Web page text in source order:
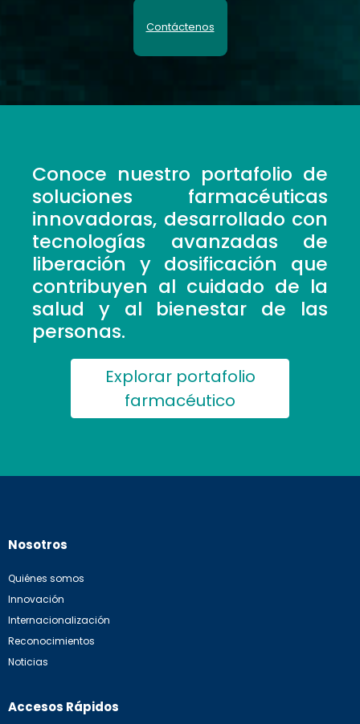
Contáctenos
Conoce nuestro portafolio de
soluciones farmacéuticas
innovadoras, desarrollado con
tecnologías avanzadas de
liberación y dosificación que
contribuyen al cuidado de la
salud y al bienestar de las
personas.
Explorar portafolio
farmacéutico
Nosotros
Quiénes somos
Innovación
Internacionalización
Reconocimientos
Noticias
Accesos Rápidos